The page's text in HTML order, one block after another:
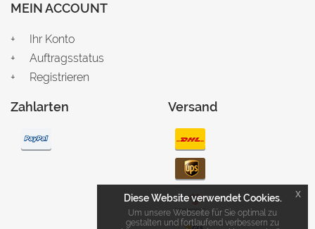
MEIN ACCOUNT
Ihr Konto
Auftragsstatus
Registrieren
Zahlarten Versand
Diese Website verwendet Cookies.
Um unsere Webseite für Sie optimal zu
gestalten und fortlaufend verbessern zu
x